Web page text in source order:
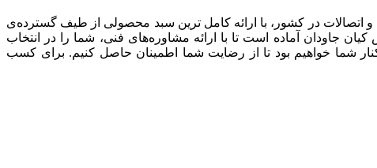
اتصالات در کشور، با ارائه کامل ترین سبد محصولی از طیف گسترده‌‌ی
جاودان آماده است تا با ارائه مشاوره‌های فنی، شما را در انتخاب
شما خواهیم بود تا از رضایت شما اطمینان حاصل کنیم. برای کسب